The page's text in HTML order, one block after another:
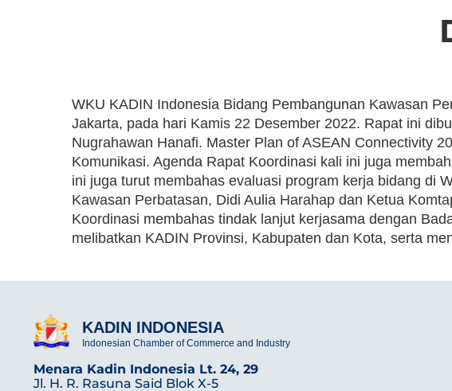
WKU KADIN Indonesia Bidang Pembangunan Kawasan
Jakarta, pada hari Kamis 22 Desember 2022. Rapat ini
Nugrahawan Hanafi. Master Plan of ASEAN Connectivity
Komunikasi. Agenda Rapat Koordinasi kali ini juga
ini juga turut membahas evaluasi program kerja bidang di
Kawasan Perbatasan, Didi Aulia Harahap dan Ketua
Koordinasi membahas tindak lanjut kerjasama dengan
melibatkan KADIN Provinsi, Kabupaten dan Kota, serta
KADIN INDONESIA
Indonesian Chamber of Commerce and Industry
Menara Kadin Indonesia Lt. 24, 29
Jl. H. R. Rasuna Said Blok X-5